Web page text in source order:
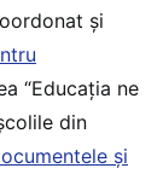
și
“Educația ne
din
și